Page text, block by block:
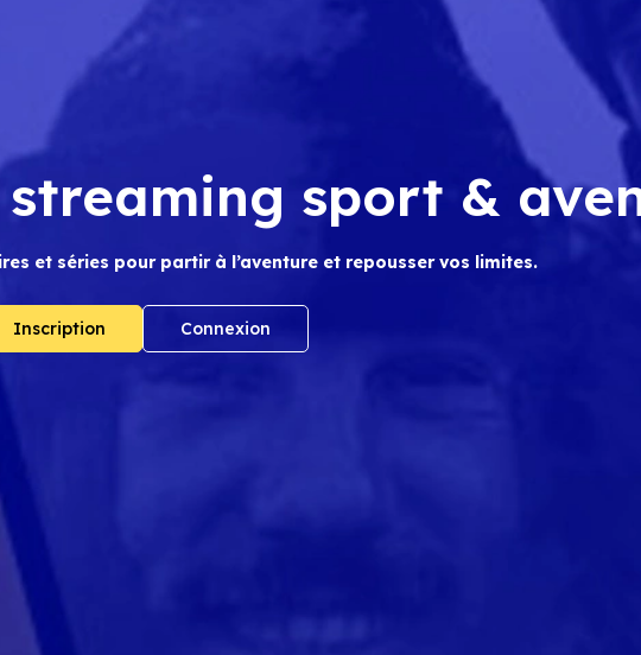
sport &
et séries pour partir à l’aventure et repousser vos limites.
Inscription Connexion